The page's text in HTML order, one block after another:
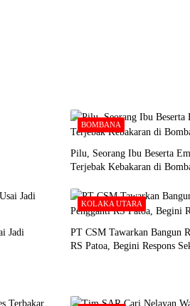
BOMBANA
Pilu, Seorang Ibu Beserta
Terjebak Kebakaran di
Jadi
KOLAKA UTARA
PT CSM Tawarkan Bangun
RS Patoa, Begini Respons